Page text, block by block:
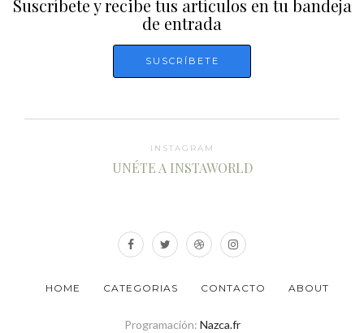
Suscríbete y recibe tus artículos en tu bandeja
de entrada
INSTAGRAM
UNÉTE A INSTAWORLD
HOME CATEGORIAS CONTACTO ABOUT
Programación: Nazca.fr